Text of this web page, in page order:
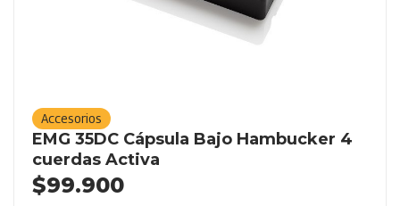
Accesorios
EMG 35DC Cápsula Bajo Hambucker 4
cuerdas Activa
$99.900